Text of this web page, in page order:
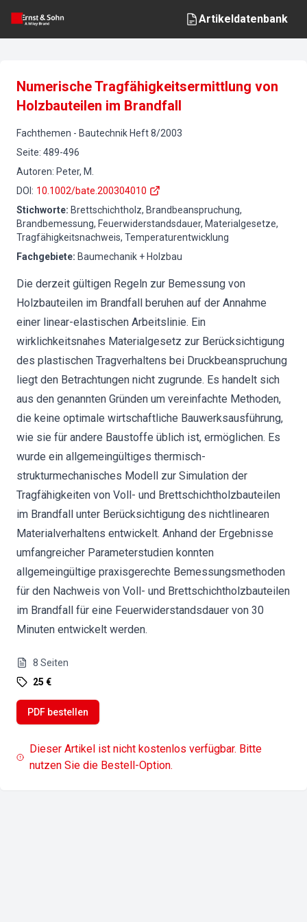
Artikeldatenbank
Numerische Tragfähigkeitsermittlung von
Holzbauteilen im Brandfall
Fachthemen - Bautechnik Heft8/2003
Seite: 489-496
Autoren: Peter, M.
DOI : 10.1002/bate.200304010
Stichworte: Brettschichtholz, Brandbeanspruchung,
Brandbemessung, Feuerwiderstandsdauer, Materialgesetze,
Tragfähigkeitsnachweis, Temperaturentwicklung
Fachgebiete: Baumechanik + Holzbau
Die derzeit gültigen Regeln zur Bemessung von
Holzbauteilen im Brandfall beruhen auf der Annahme
einer linear-elastischen Arbeitslinie. Ein
wirklichkeitsnahes Materialgesetz zur Berücksichtigung
des plastischen Tragverhaltens bei Druckbeanspruchung
liegt den Betrachtungen nicht zugrunde. Es handelt sich
aus den genannten Gründen um vereinfachte Methoden,
die keine optimale wirtschaftliche Bauwerksausführung,
wie sie für andere Baustoffe üblich ist, ermöglichen. Es
wurde ein allgemeingültiges thermisch-
strukturmechanisches Modell zur Simulation der
Tragfähigkeiten von Voll- und Brettschichtholzbauteilen
im Brandfall unter Berücksichtigung des nichtlinearen
Materialverhaltens entwickelt. Anhand der Ergebnisse
umfangreicher Parameterstudien konnten
allgemeingültige praxisgerechte Bemessungsmethoden
für den Nachweis von Voll- und Brettschichtholzbauteilen
im Brandfall für eine Feuerwiderstandsdauer von 30
Minuten entwickelt werden.
8 Seiten
25 €
PDF bestellen
Dieser Artikel ist nicht kostenlos verfügbar. Bitte
nutzen Sie die Bestell-Option.